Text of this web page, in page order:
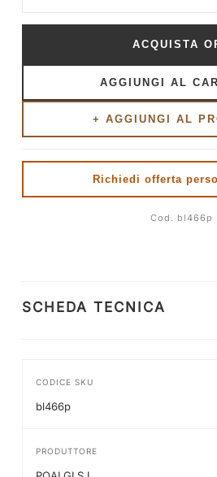
ACQUISTA
AGGIUNGI AL
+ AGGIUNGI AL
Richiedi offerta
Cod. bl466p
SCHEDA TECNICA
CODICE SKU
bl466p
PRODUTTORE